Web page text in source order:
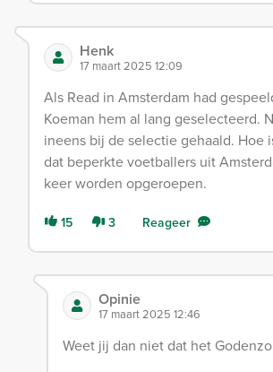
Henk
17 maart 2025 12:09
Als Read in Amsterdam had
Koeman hem al lang geselecteerd.
ineens bij de selectie gehaald. Hoe
dat beperkte voetballers uit
keer worden opgeroepen.
15 3 Reageer
Opinie
17 maart 2025 12:46
Weet jij dan niet dat het